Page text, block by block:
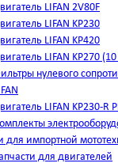
LIFAN 2V80F
LIFAN KP230
LIFAN KP420
LIFAN KP270
нулевого
LIFAN KP230-R
для импортной
для двигателей